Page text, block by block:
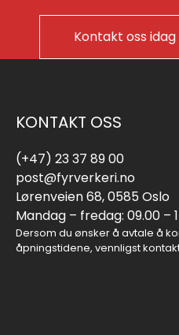
Kontakt oss idag
KONTAKT OSS
(+47) 23 37 89 00
post@fyrverkeri.no
Lørenveien 68, 0585 Oslo
Mandag – fredag: 09.00 –
Dersom du ønsker å avtale å
åpningstidene, vennligst